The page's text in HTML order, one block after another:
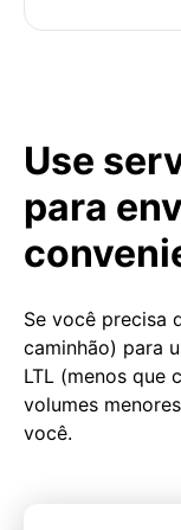
Use
para
Se você precisa
caminhão) para
LTL (menos que
volumes
você.